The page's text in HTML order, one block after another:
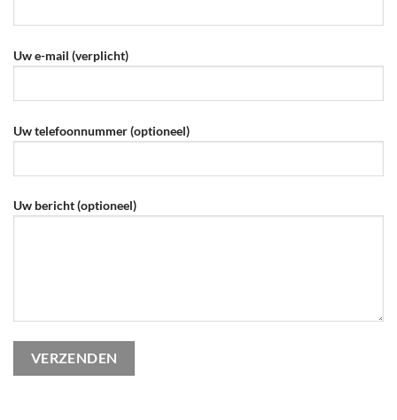
Uw e-mail (verplicht)
Uw telefoonnummer (optioneel)
Gelieve dit veld leeg te laten.
Uw bericht (optioneel)